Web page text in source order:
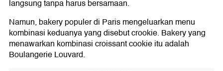
langsung tanpa harus bersamaan.
Namun, bakery populer di Paris mengeluarkan menu
kombinasi keduanya yang disebut crookie. Bakery yang
menawarkan kombinasi croissant cookie itu adalah
Boulangerie Louvard.